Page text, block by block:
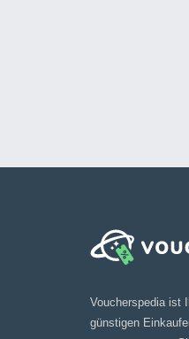
Voucherspedia ist
günstigen